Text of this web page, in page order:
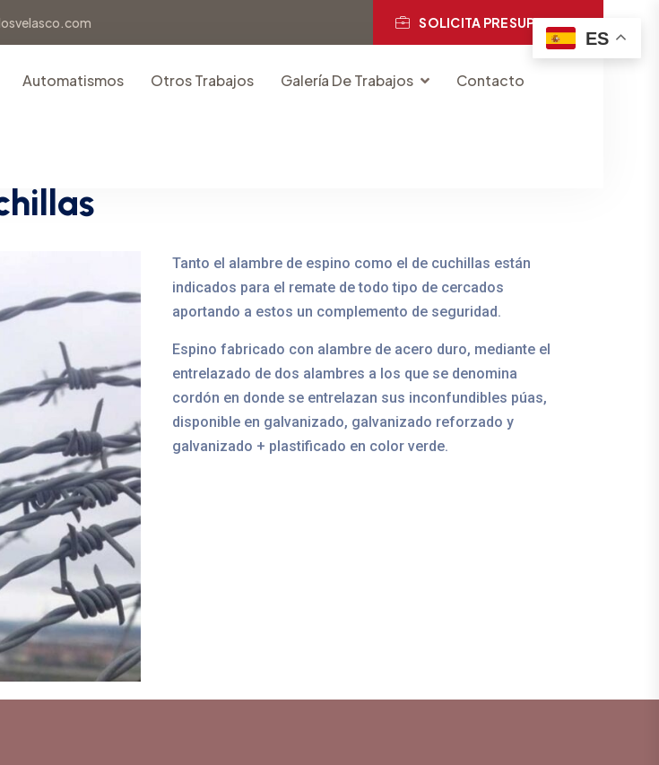
SOLICITA PRESUPUESTO
Automatismos Otros Trabajos Galería De Trabajos Contacto
hillas
Tanto el alambre de espino como el de cuchillas están
indicados para el remate de todo tipo de cercados
aportando a estos un complemento de seguridad.
Espino fabricado con alambre de acero duro, mediante el
entrelazado de dos alambres a los que se denomina
cordón en donde se entrelazan sus inconfundibles púas,
disponible en galvanizado, galvanizado reforzado y
galvanizado + plastificado en color verde.
ES